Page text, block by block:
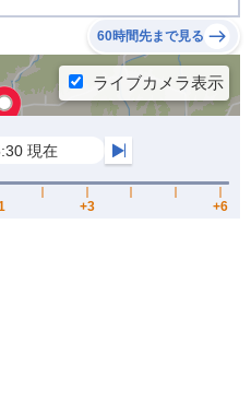
60時間先まで見る